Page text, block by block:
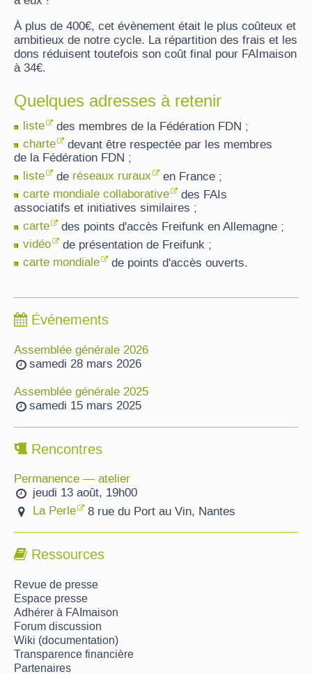
À plus de 400€, cet évènement était le plus coûteux et
ambitieux de notre cycle. La répartition des frais et les
dons réduisent toutefois son coût final pour FAImaison
à 34€.
Quelques adresses à retenir
liste
des membres de la Fédération FDN ;
charte
devant être respectée par les membres
de la Fédération FDN ;
liste
de réseaux ruraux
en France ;
carte mondiale collaborative
des FAIs
associatifs et initiatives similaires ;
carte
des points d'accès Freifunk en Allemagne ;
vidéo
de présentation de Freifunk ;
carte mondiale
de points d'accès ouverts.
Événements
Assemblée générale 2026
samedi 28 mars 2026
Assemblée générale 2025
samedi 15 mars 2025
Rencontres
Permanence — atelier
jeudi 13 août, 19h00
La Perle 8 rue du Port au Vin, Nantes
Ressources
Revue de presse
Espace presse
Adhérer à FAImaison
Forum discussion
Wiki (documentation)
Transparence financière
Partenaires